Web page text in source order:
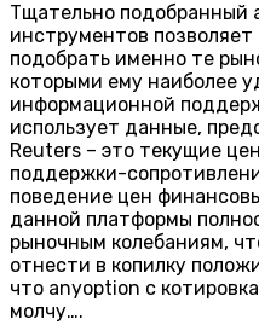
Тщательно подобранный
инструментов
подобрать именно те
которыми ему наиболее
информационной
использует данные,
Reuters – это текущие
поддержки-
поведение цен
данной платформы
рыночным колебаниям,
отнести в копилку
что anyoption с
молчу….